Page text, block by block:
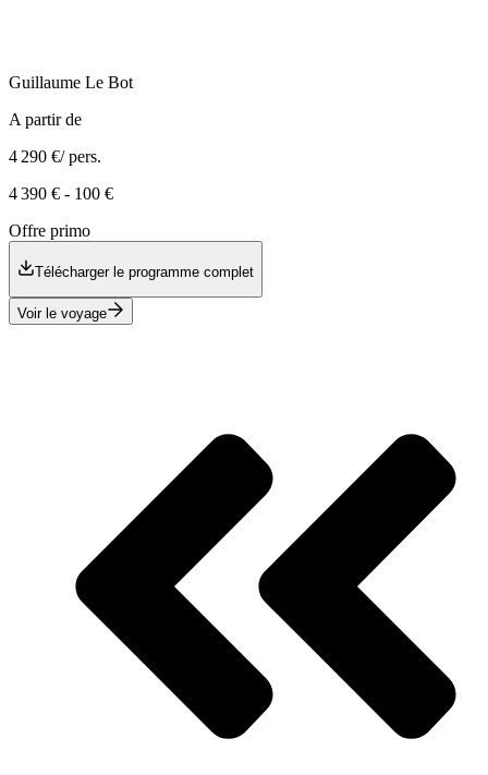
Guillaume Le Bot
A partir de
4 290 €/ pers.
4 390 € - 100 €
Offre primo
Télécharger le programme complet
Voir le voyage